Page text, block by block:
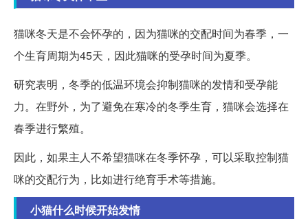
猫咪冬天是不会怀孕的，因为猫咪的交配时间为春季，一
个生育周期为45天，因此猫咪的受孕时间为夏季。
研究表明，冬季的低温环境会抑制猫咪的发情和受孕能
力。在野外，为了避免在寒冷的冬季生育，猫咪会选择在
春季进行繁殖。
因此，如果主人不希望猫咪在冬季怀孕，可以采取控制猫
咪的交配行为，比如进行绝育手术等措施。
小猫什么时候开始发情